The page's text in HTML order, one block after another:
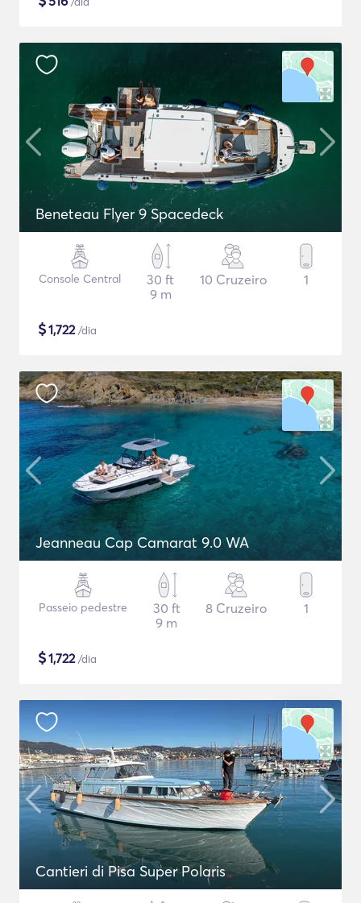
Beneteau Flyer 9 Spacedeck
Console Central
30 ft
9 m
10 Cruzeiro 1
$1,722/dia
Jeanneau Cap Camarat 9.0 WA
Passeio pedestre
30 ft
9 m
8 Cruzeiro 1
$1,722/dia
Cantieri di Pisa Super Polaris